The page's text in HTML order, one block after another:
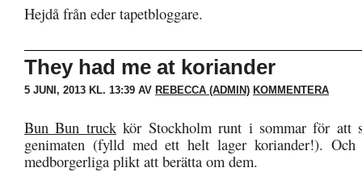
Hejdå från eder tapetbloggare.
They had me at koriander
5 JUNI, 2013 KL. 13:39 AV REBECCA (ADMIN) KOMMENTERA
Bun Bun truckkör Stockholm runt i sommar för att
genimaten (fylld med ett helt lager koriander!).
medborgerliga plikt att berätta om dem.